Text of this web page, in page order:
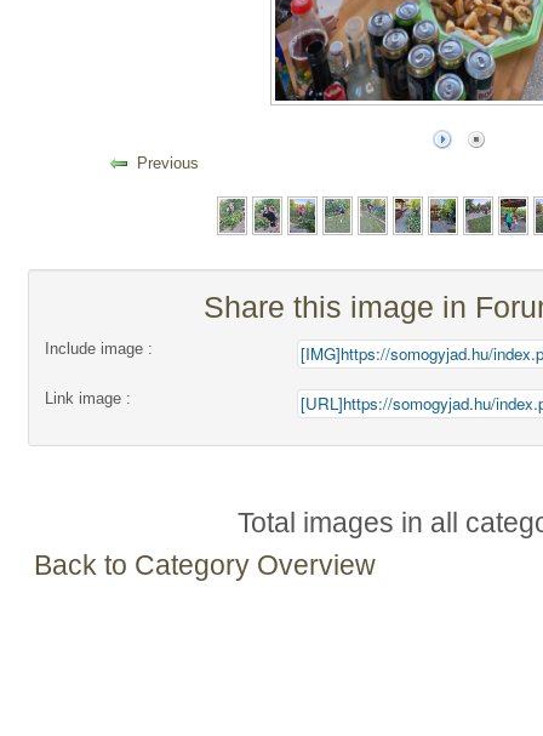
Previous
Share this image in
Include image :
Link image :
Total images in all
Back to Category Overview